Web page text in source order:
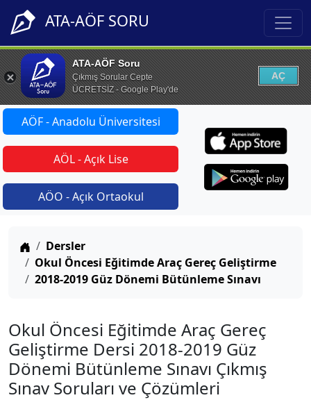
ATA-AÖF SORU
ATA-AÖF Soru
Çıkmış Sorular Cepte
ÜCRETSİZ - Google Play'de
AÇ
AÖF - Anadolu Üniversitesi
AÖL - Açık Lise
AÖO - Açık Ortaokul
Anasayfa
Dersler
Okul Öncesi Eğitimde Araç Gereç Geliştirme
2018-2019 Güz Dönemi Bütünleme Sınavı
Okul Öncesi Eğitimde Araç Gereç
Geliştirme Dersi 2018-2019 Güz
Dönemi Bütünleme Sınavı Çıkmış
Sınav Soruları ve Çözümleri